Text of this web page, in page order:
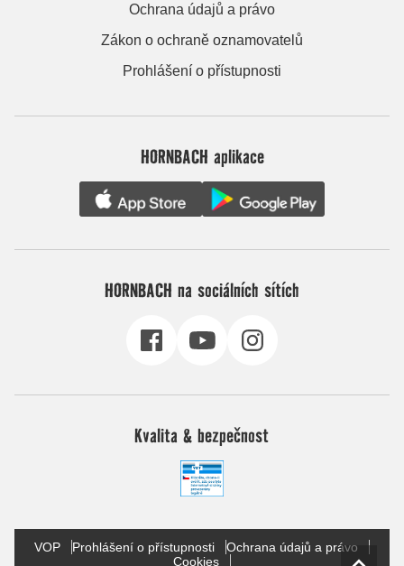
Ochrana údajů a právo
Zákon o ochraně oznamovatelů
Prohlášení o přístupnosti
HORNBACH aplikace
HORNBACH na sociálních sítích
Kvalita & bezpečnost
VOP Prohlášení o přístupnosti
Ochrana údajů a právo
Cookies